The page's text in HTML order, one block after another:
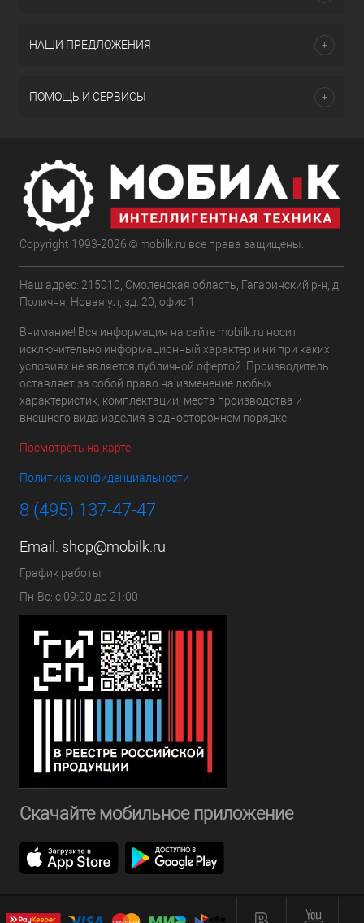
НАШИ ПРЕДЛОЖЕНИЯ
ПОМОЩЬ И СЕРВИСЫ
Copyright 1993-2026 © mobilk.ru все права защищены.
Наш адрес: 215010, Смоленская область, Гагаринский р-н, д
Поличня, Новая ул, зд. 20, офис 1
Внимание! Вся информация на сайте mobilk.ru носит
исключительно информационный характер и ни при каких
условиях не является публичной офертой. Производитель
оставляет за собой право на изменение любых
характеристик, комплектации, места производства и
внешнего вида изделия в одностороннем порядке.
Посмотреть на карте
Политика конфиденциальности
8 (495) 137-47-47
Email: shop@mobilk.ru
График работы
Пн-Вс: с 09:00 до 21:00
Скачайте мобильное приложение